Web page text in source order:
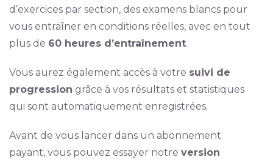
d’exercices par section, des examens blancs pour
vous entraîner en conditions réelles, avec en tout
plus de 60 heures d’entraînement.
Vous aurez également accès à votre suivi de
progression grâce à vos résultats et statistiques
qui sont automatiquement enregistrées.
Avant de vous lancer dans un abonnement
payant, vous pouvez essayer notre version